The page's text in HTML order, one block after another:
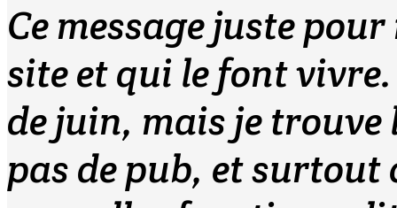
Ce message juste
site et qui le font
de juin, mais je
pas de pub, et surtout